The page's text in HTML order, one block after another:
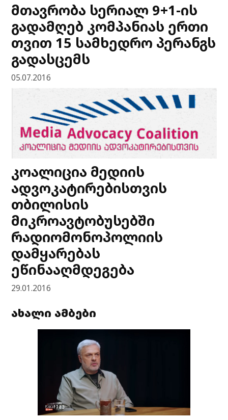
მთავრობა სერიალ 9+1-ის
გადამღებ კომპანიას ერთი
თვით 15 სამხედრო პერანგს
გადასცემს
05.07.2016
კოალიცია მედიის
ადვოკატირებისთვის
თბილისის
მიკროავტობუსებში
რადიომონოპოლიის
დამყარებას
ეწინააღმდეგება
29.01.2016
ახალი ამბები